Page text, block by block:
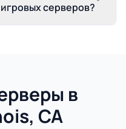
серверов?
в
CA